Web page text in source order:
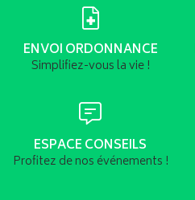
ENVOI ORDONNANCE
Simplifiez-vous la vie !
ESPACE CONSEILS
Profitez de nos événements !